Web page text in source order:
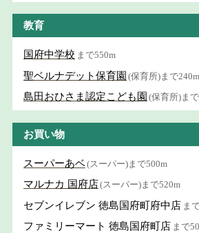
教育
国府中学校 まで550m
聖ベルナデット保育園 (保育所)まで240m
島田おひさま認定こども園 (保育所)ま
お買い物
スーパーあベ(スーパー)まで500m
マルナカ 国府店(スーパー)まで520m
セブンイレブン 徳島国府町府中店 ま
ファミリーマート 徳島国府町店 まで